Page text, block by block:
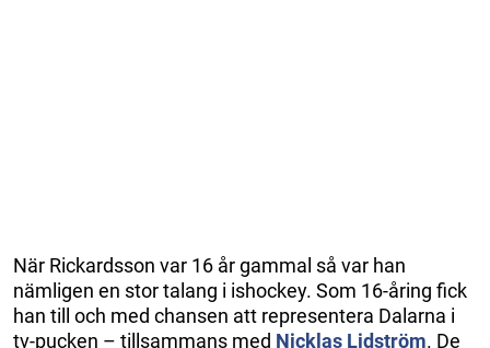
När Rickardsson var 16 år gammal så var han
nämligen en stor talang i ishockey. Som 16-åring fick
han till och med chansen att representera Dalarna i
tv-pucken – tillsammans med Nicklas Lidström. De